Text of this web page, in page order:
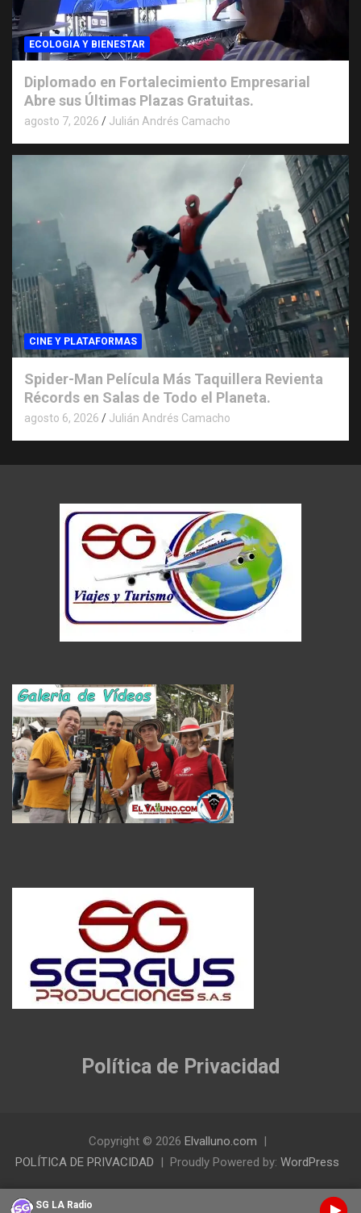
ECOLOGIA Y BIENESTAR
Diplomado en Fortalecimiento Empresarial
Abre sus Últimas Plazas Gratuitas.
agosto 7, 2026 Julián Andrés Camacho
CINE Y PLATAFORMAS
Spider-Man Película Más Taquillera Revienta
Récords en Salas de Todo el Planeta.
agosto 6, 2026 Julián Andrés Camacho
Política de Privacidad
Copyright © 2026 Elvalluno.com
POLÍTICA DE PRIVACIDAD
Proudly Powered by: WordPress
SG LA Radio